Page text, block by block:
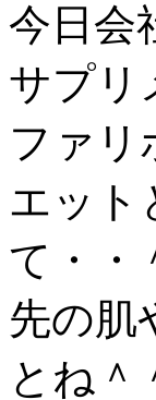
今日会
サプリ
ファリ
エット
て・・
先の肌
とね＾